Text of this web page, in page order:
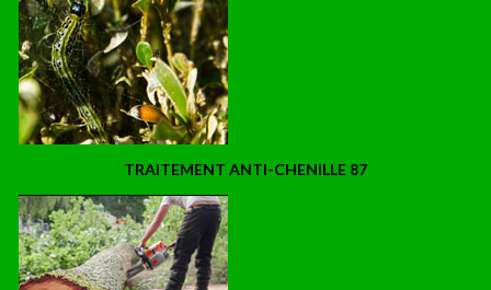
TRAITEMENT ANTI-CHENILLE 87